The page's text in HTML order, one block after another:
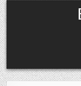
Skip
to
content